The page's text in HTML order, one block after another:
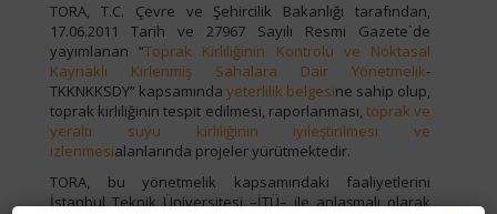
TORA, T.C. Çevre ve Şehircilik Bakanlığı tarafından,
17.06.2011 Tarih ve 27967 Sayılı Resmi Gazete`de
yayımlanan “Toprak Kirliliğinin Kontrolü ve Noktasal
Kaynaklı Kirlenmiş Sahalara Dair Yönetmelik-
TKKNKKSDY” kapsamında yeterlilik belgesine sahip olup,
toprak kirliliğinin tespit edilmesi, raporlanması, toprak ve
yeraltı suyu kirliliğinin iyileştirilmesi ve
izlenmesialanlarında projeler yürütmektedir.
TORA, bu yönetmelik kapsamındaki faaliyetlerini
İstanbul Teknik Üniversitesi –İTÜ– ile anlaşmalı olarak